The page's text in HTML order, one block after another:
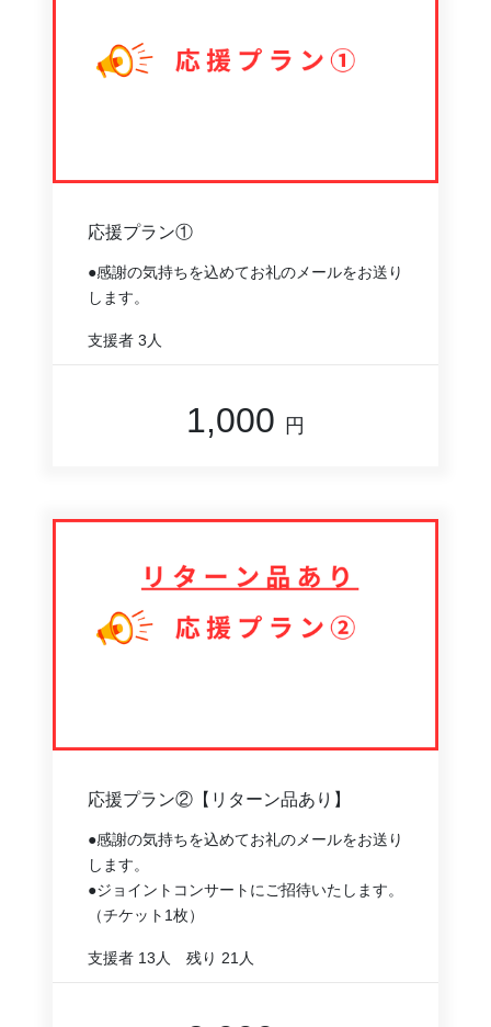
応援プラン①
●感謝の気持ちを込めてお礼のメールをお送り
します。
支援者 3人
1,000 円
応援プラン②【リターン品あり】
●感謝の気持ちを込めてお礼のメールをお送り
します。
●ジョイントコンサートにご招待いたします。
（チケット1枚）
支援者 13人 残り 21人